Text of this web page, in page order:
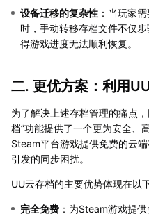
设备迁移的复杂性 ：当玩家
时，手动转移存档文件不仅
得游戏进度无法顺利恢复。
二. 更优方案：利用
为了解决上述存档管理的痛点，
档”功能提供了一个更为安全、
Steam平台游戏提供免费的云
引发的同步困扰。
UU云存档的主要优势体现在以
完全免费 ：为Steam游戏提